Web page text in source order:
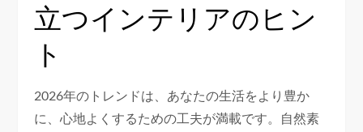
立つインテリアのヒン
ト
2026年のトレンドは、あなたの生活をより豊か
に、心地よくするための工夫が満載です。自然素